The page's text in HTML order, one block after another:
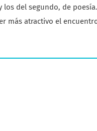
los del segundo, de
más atractivo el